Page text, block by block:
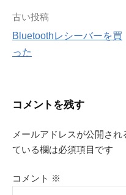
投
稿
ビ
ゲ
ー
シ
古い投稿
Bluetoothレシーバーを買
った
コメントを残す
メールアドレスが公開され
ている欄は必須項目です
コメント ※